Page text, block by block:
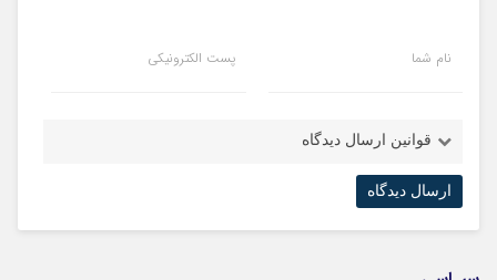
نام شما پست الکترونیکی
قوانین ارسال دیدگاه